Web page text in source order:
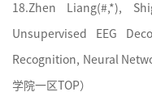
18. Zhen Liang(#,*),
Unsupervised EEG
Recognition, Neural
学院一区TOP）